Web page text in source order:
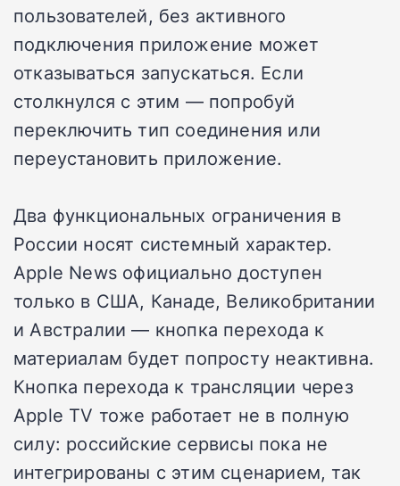
пользователей, без активного
подключения приложение может
отказываться запускаться. Если
столкнулся с этим — попробуй
переключить тип соединения или
переустановить приложение.
Два функциональных ограничения в
России носят системный характер.
Apple News официально доступен
только в США, Канаде, Великобритании
и Австралии — кнопка перехода к
материалам будет попросту неактивна.
Кнопка перехода к трансляции через
Apple TV тоже работает не в полную
силу: российские сервисы пока не
интегрированы с этим сценарием, так